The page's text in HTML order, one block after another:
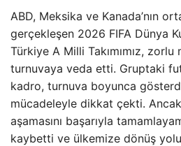
ABD, Meksika ve Kanada’nın
gerçekleşen 2026 FIFA Dünya
Türkiye A Milli Takımımız,
turnuvaya veda etti. Gruptaki
kadro, turnuva boyunca
mücadeleyle dikkat çekti.
aşamasını başarıyla
kaybetti ve ülkemize dönüş